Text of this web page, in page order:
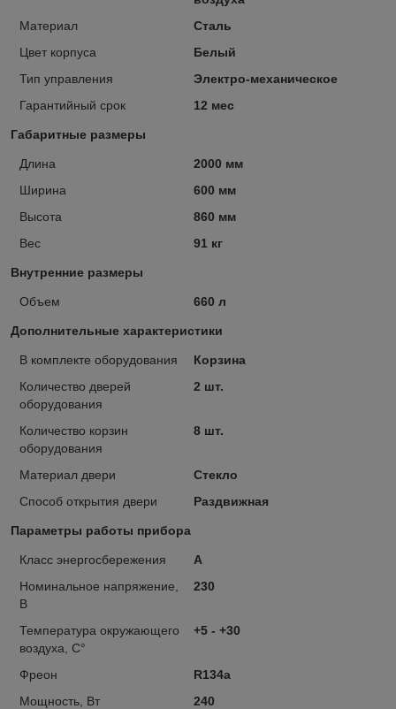
Материал
Сталь
Цвет корпуса
Белый
Тип управления
Электро-механическое
Гарантийный срок
12 мес
Габаритные размеры
Длина
2000 мм
Ширина
600 мм
Высота
860 мм
Вес
91 кг
Внутренние размеры
Объем 660 л
Дополнительные характеристики
В комплекте оборудования
Корзина
Количество дверей
оборудования
2 шт.
Количество корзин
оборудования
8 шт.
Материал двери
Стекло
Способ открытия двери
Раздвижная
Параметры работы прибора
Класс энергосбережения
А
Номинальное напряжение,
В
230
Температура окружающего
воздуха, С°
+5 - +30
Фреон
R134a
Мощность, Вт
240